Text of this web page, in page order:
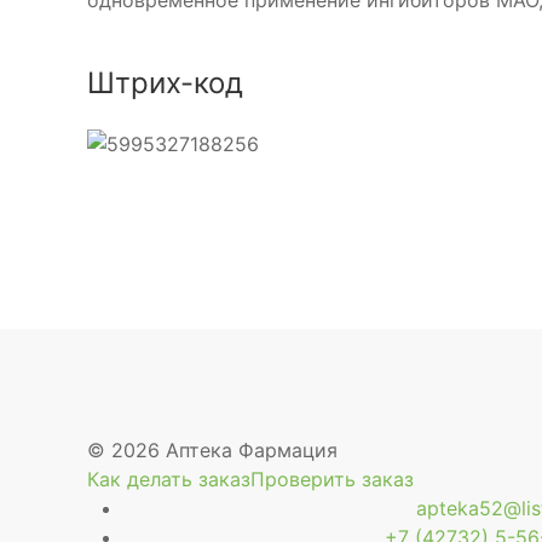
Штрих-код
© 2026 Аптека Фармация
Как делать заказПроверить заказ
+7 (42732) 5-